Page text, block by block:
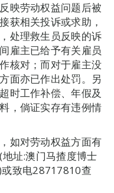
映劳动权益问题后被
获相关投诉或求助，
处理救生员反映的诉
雇主已给予有关雇员
核对；而对于雇主没
面亦已作出处罚。另
时工作补偿、年假及
，倘证实存有违例情
如对劳动权益方面有
址:澳门马揸度博士
致电28717810查